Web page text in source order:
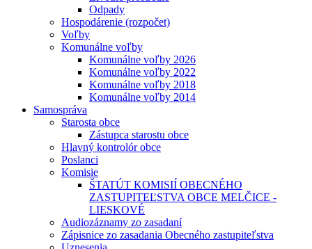
Odpady
Hospodárenie (rozpočet)
Voľby
Komunálne voľby
Komunálne voľby 2026
Komunálne voľby 2022
Komunálne voľby 2018
Komunálne voľby 2014
Samospráva
Starosta obce
Zástupca starostu obce
Hlavný kontrolór obce
Poslanci
Komisie
ŠTATÚT KOMISIÍ OBECNÉHO
ZASTUPITEĽSTVA OBCE MELČICE -
LIESKOVÉ
Audiozáznamy zo zasadaní
Zápisnice zo zasadania Obecného zastupiteľstva